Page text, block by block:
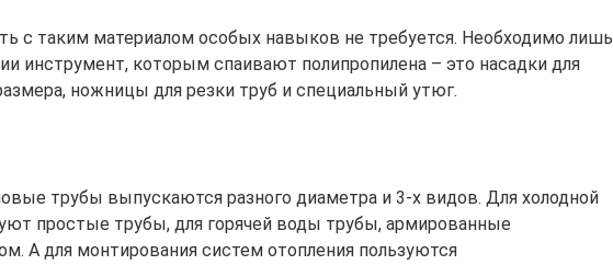
с таким материалом особых навыков не требуется. Необходимо лишь
инструмент, которым спаивают полипропилена – это насадки для
ножницы для резки труб и специальный утюг.
трубы выпускаются разного диаметра и 3-х видов. Для холодной
простые трубы, для горячей воды трубы, армированные
А для монтирования систем отопления пользуются